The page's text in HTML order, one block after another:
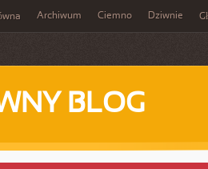
Archiwum Ciemno Dziwnie
BLOG